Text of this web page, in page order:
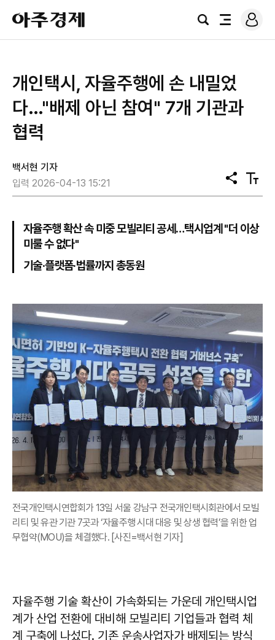
아
주
경
검
전
로
그
개인택시, 자율주행에 손 내밀었
다…"배제 아닌 참여" 7개 기관과
협력
백서현 기자
입력 2026-04-13 15:21
공
유
텍
스
기
자율주행 확산 속 미중 모빌리티 공세…택시업계 "더 이상
미룰 수 없다"
기술·플랫폼·법률까지 총동원
전국개인택시연합회가 13일 서울 강남구 전국개인택시회관에서 모빌
리티 및 유관 기관 7곳과 ‘자율주행 시대 대응 및 상생 협력’을 위한 업
무협약(MOU)을 체결했다. [사진=백서현 기자]
자율주행 기술 확산이 가속화되는 가운데 개인택시업
계가 산업 전환에 대비해 모빌리티 기업들과 협력 체
계 구축에 나섰다. 기존 운송사업자가 배제되는 방식